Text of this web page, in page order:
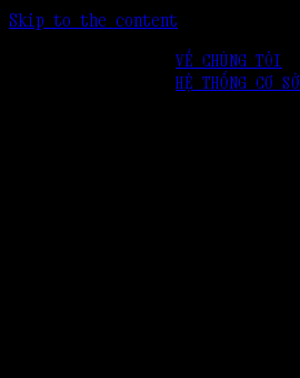
Skip to the content
VỀ CHÚNG TÔI
HỆ THỐNG CƠ SỞ